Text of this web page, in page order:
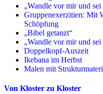
„Wandle vor mir und
Gruppenexerzitien: Mit
Schöpfung
„Bibel getanzt“
„Wandle vor mir und
Doppelkopf-Auszeit
Ikebana im Herbst
Malen mit
Von Kloster zu Kloster